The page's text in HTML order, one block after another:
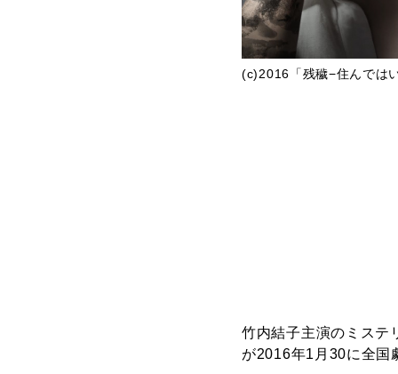
(c)2016「残穢−住んでは
竹内結子主演のミステ
が2016年1月30に全国